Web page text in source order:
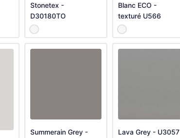
Stonetex -
D30180TO
Blanc ECO -
texturé U566
Summerain Grey -
Lava Grey - U3057